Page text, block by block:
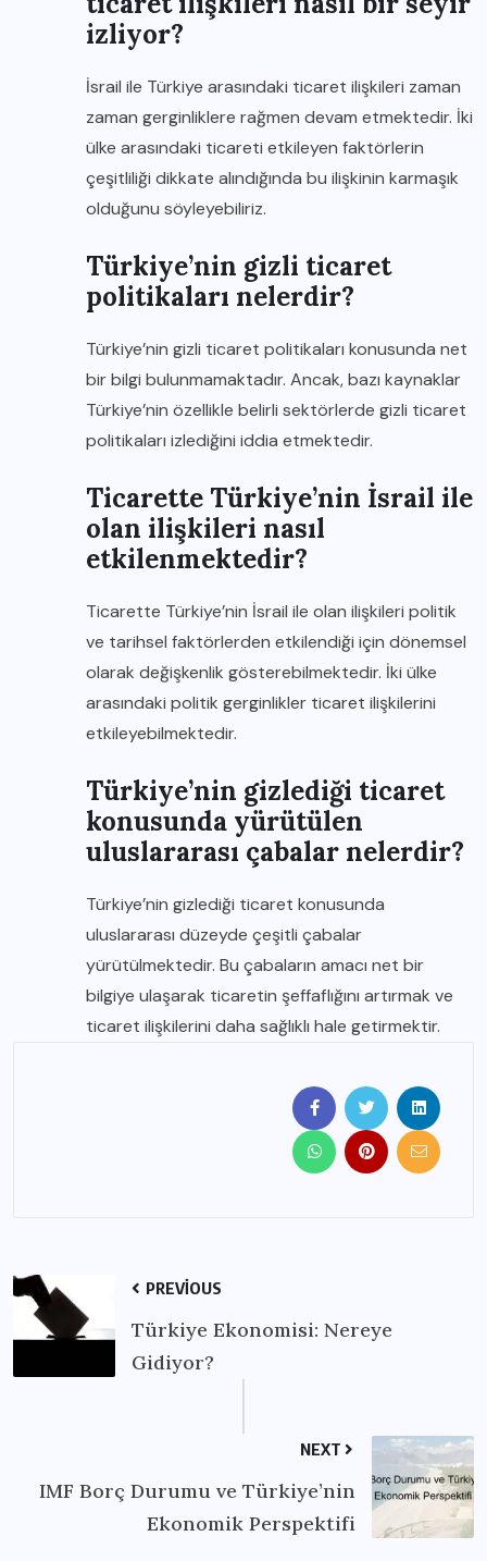
izliyor?
İsrail ile Türkiye arasındaki ticaret ilişkileri zaman
zaman gerginliklere rağmen devam etmektedir. İki
ülke arasındaki ticareti etkileyen faktörlerin
çeşitliliği dikkate alındığında bu ilişkinin karmaşık
olduğunu söyleyebiliriz.
Türkiye’nin gizli ticaret
politikaları nelerdir?
Türkiye’nin gizli ticaret politikaları konusunda net
bir bilgi bulunmamaktadır. Ancak, bazı kaynaklar
Türkiye’nin özellikle belirli sektörlerde gizli ticaret
politikaları izlediğini iddia etmektedir.
Ticarette Türkiye’nin İsrail ile
olan ilişkileri nasıl
etkilenmektedir?
Ticarette Türkiye’nin İsrail ile olan ilişkileri politik
ve tarihsel faktörlerden etkilendiği için dönemsel
olarak değişkenlik gösterebilmektedir. İki ülke
arasındaki politik gerginlikler ticaret ilişkilerini
etkileyebilmektedir.
Türkiye’nin gizlediği ticaret
konusunda yürütülen
uluslararası çabalar nelerdir?
Türkiye’nin gizlediği ticaret konusunda
uluslararası düzeyde çeşitli çabalar
yürütülmektedir. Bu çabaların amacı net bir
bilgiye ulaşarak ticaretin şeffaflığını artırmak ve
ticaret ilişkilerini daha sağlıklı hale getirmektir.
PREVIOUS
Türkiye Ekonomisi: Nereye
Gidiyor?
NEXT
IMF Borç Durumu ve Türkiye’nin
Ekonomik Perspektifi